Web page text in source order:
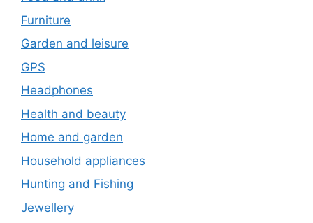
Furniture
Garden and leisure
GPS
Headphones
Health and beauty
Home and garden
Household appliances
Hunting and Fishing
Jewellery